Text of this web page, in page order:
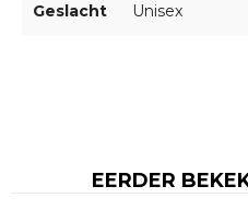
Geslacht Unisex
EERDER